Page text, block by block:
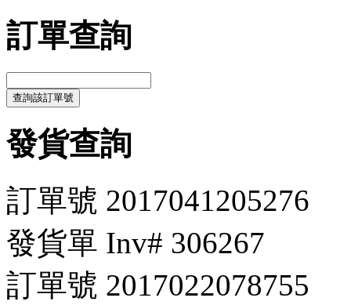
訂單查詢
發貨查詢
訂單號 2017041205276
發貨單 Inv# 306267
訂單號 2017022078755